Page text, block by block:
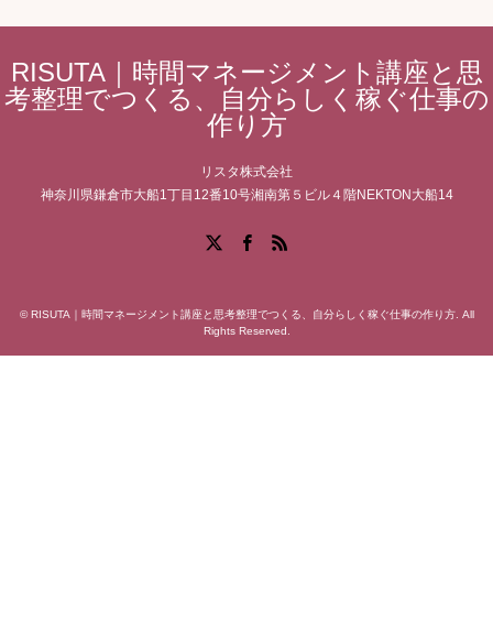
RISUTA｜時間マネージメント講座と思
考整理でつくる、自分らしく稼ぐ仕事の
作り方
リスタ株式会社
神奈川県鎌倉市大船1丁目12番10号湘南第５ビル４階NEKTON大船14
©RISUTA｜時間マネージメント講座と思考整理でつくる、自分らしく稼ぐ仕事の作り方. All
Rights Reserved.